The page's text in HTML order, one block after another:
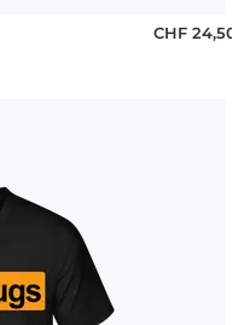
CHF 24,50